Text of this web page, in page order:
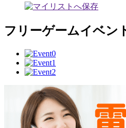
フリーゲームイベン